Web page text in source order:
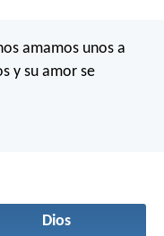
amamos unos a
y su amor se
Dios